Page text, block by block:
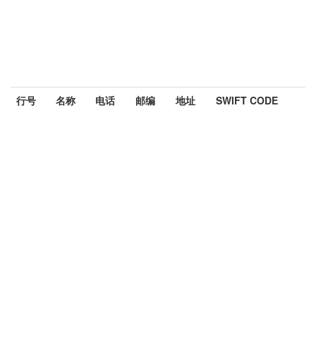
行号 名称 电话 邮编 地址 SWIFT CODE